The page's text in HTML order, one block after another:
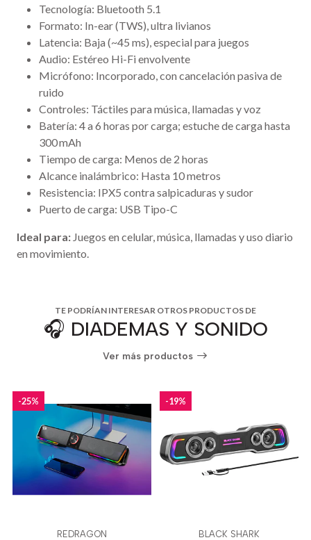
Tecnología: Bluetooth 5.1
Formato: In-ear (TWS), ultra livianos
Latencia: Baja (~45 ms), especial para juegos
Audio: Estéreo Hi-Fi envolvente
Micrófono: Incorporado, con cancelación pasiva de
ruido
Controles: Táctiles para música, llamadas y voz
Batería: 4 a 6 horas por carga; estuche de carga hasta
300 mAh
Tiempo de carga: Menos de 2 horas
Alcance inalámbrico: Hasta 10 metros
Resistencia: IPX5 contra salpicaduras y sudor
Puerto de carga: USB Tipo-C
Ideal para: Juegos en celular, música, llamadas y uso diario
en movimiento.
TE PODRÍAN INTERESAR OTROS PRODUCTOS DE
🎧 DIADEMAS Y SONIDO
Ver más productos
-25%
REDRAGON
-19%
BLACK SHARK